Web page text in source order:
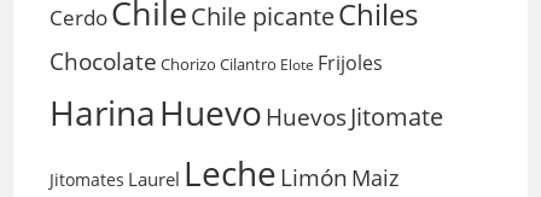
CerdoChileChile picanteChiles
Chocolate Chorizo Cilantro Elote Frijoles
HarinaHuevoHuevosJitomate
Jitomates Laurel LecheLimón Maiz